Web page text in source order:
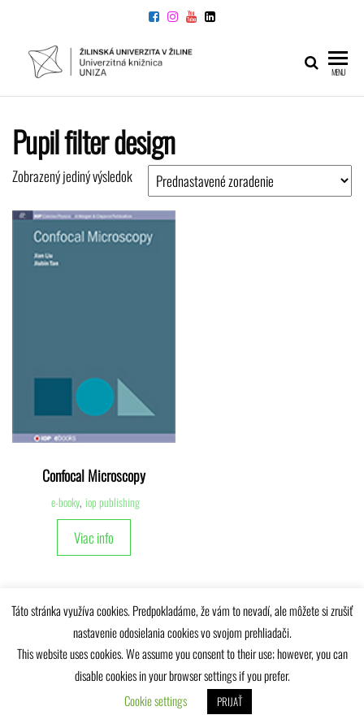
UNIVERZITNÁ
KNIŽNICA
MENU
Pupil filter design
Zobrazený jediný výsledok
Confocal Microscopy
e-booky, iop publishing
Viac info
Univerzitná knižnica Žilinskej univerzity © 2025
Táto stránka využíva cookies. Predpokladáme, že vám to nevadí, ale môžete si zrušiť
nastavenie odosielania cookies vo svojom prehliadači.
This website uses cookies. We assume you consent to their use; however, you can
disable cookies in your browser settings if you prefer.
Cookie settings
PRIJAŤ